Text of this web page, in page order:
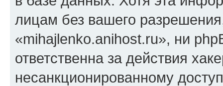
лицам без вашего
«mihajlenko.anihost.ru», ни
ответственна за действия
несанкционированному